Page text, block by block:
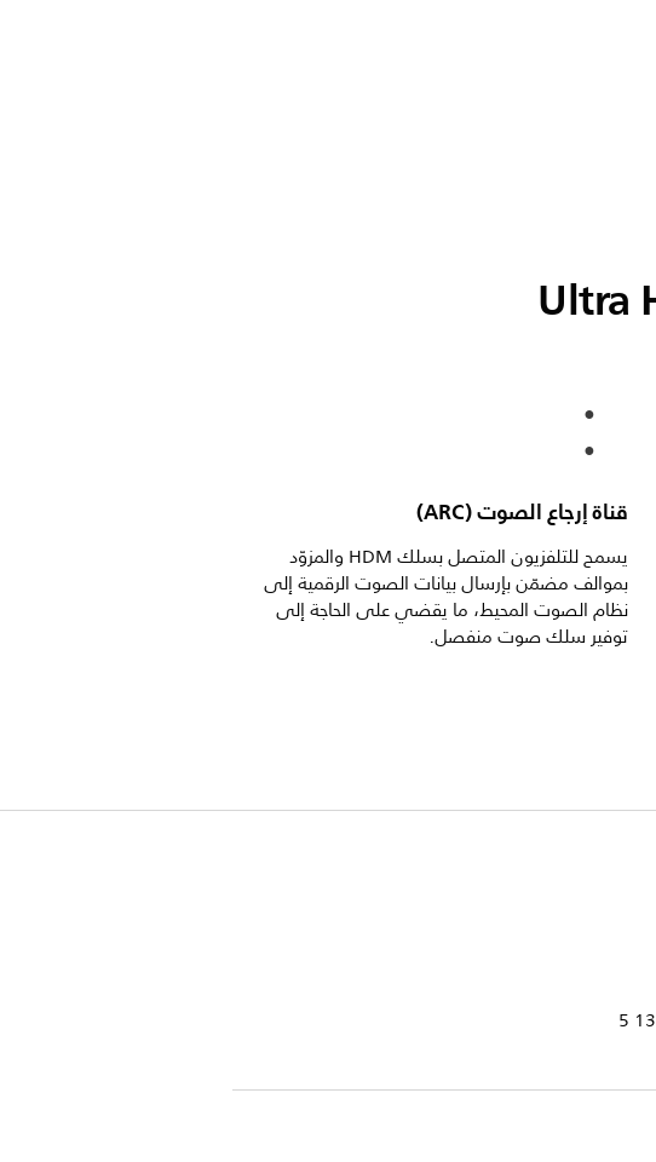
قناة إرجاع الصوت (ARC)
يسمح للتلفزيون المتصل بسلك HDM والمزوّد
بموالف مضمّن بإرسال بيانات الصوت الرقمية إلى
نظام الصوت المحيط، ما يقضي على الحاجة إلى
توفير سلك صوت منفصل.